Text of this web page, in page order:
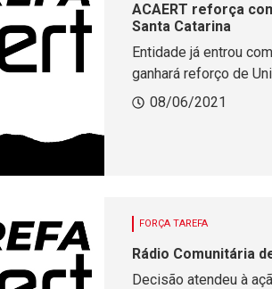
ACAERT reforça
Santa Catarina
Entidade já entrou
ganhará reforço de
08/06/2021
FORÇA TAREFA
Rádio Comunitária
Decisão atendeu à